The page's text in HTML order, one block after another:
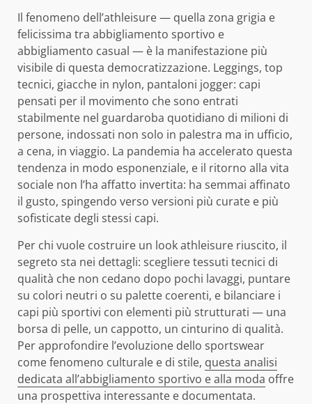
Il fenomeno dell’athleisure — quella zona grigia e
felicissima tra abbigliamento sportivo e
abbigliamento casual — è la manifestazione più
visibile di questa democratizzazione. Leggings, top
tecnici, giacche in nylon, pantaloni jogger: capi
pensati per il movimento che sono entrati
stabilmente nel guardaroba quotidiano di milioni di
persone, indossati non solo in palestra ma in ufficio,
a cena, in viaggio. La pandemia ha accelerato questa
tendenza in modo esponenziale, e il ritorno alla vita
sociale non l’ha affatto invertita: ha semmai affinato
il gusto, spingendo verso versioni più curate e più
sofisticate degli stessi capi.
Per chi vuole costruire un look athleisure riuscito, il
segreto sta nei dettagli: scegliere tessuti tecnici di
qualità che non cedano dopo pochi lavaggi, puntare
su colori neutri o su palette coerenti, e bilanciare i
capi più sportivi con elementi più strutturati — una
borsa di pelle, un cappotto, un cinturino di qualità.
Per approfondire l’evoluzione dello sportswear
come fenomeno culturale e di stile, questa analisi
dedicata all’abbigliamento sportivo e alla moda offre
una prospettiva interessante e documentata.